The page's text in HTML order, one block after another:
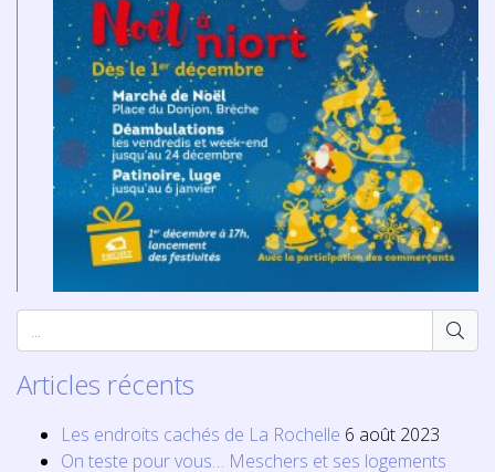
Articles récents
Les endroits cachés de La Rochelle 6 août 2023
On teste pour vous… Meschers et ses logements